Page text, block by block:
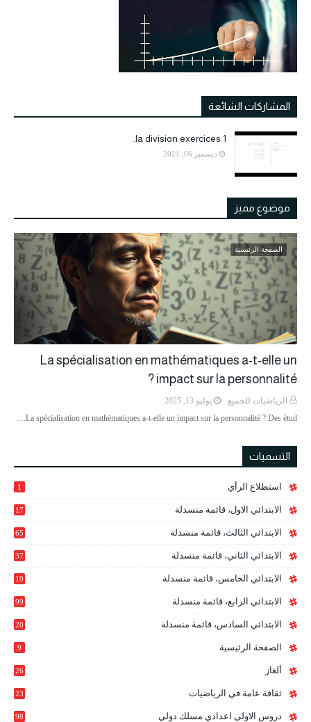
المشاركات الشائعة
la division exercices 1.
ديسمبر 06, 2021
موضوع مميز
الصفحة الرئيسية
La spécialisation en mathématiques a-t-elle un
impact sur la personnalité ?
الرياضيات للجميع
يوليو 13, 2025
La spécialisation en mathématiques a-t-elle un impact sur la personnalité ? Des étud…
التسميات
استطلاع الرأي 1
الابتدائي الاول، قائمة منسدلة 17
الابتدائي الثالث، قائمة منسدلة 65
الابتدائي الثاني، قائمة منسدلة 37
الابتدائي الخامس، قائمة منسدلة
19
الابتدائي الرابع، قائمة منسدلة 99
الابتدائي السادس، قائمة منسدلة
20
الصفحة الرئيسية 9
ألغاز 26
ثقافة عامة في الرياضيات 23
دروس الاولى اعدادي مسلك دولي 98